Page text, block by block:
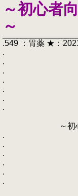
～初心者
～
.549 ：胃薬 ★：
.
.
.
.
.
.
.
～初心者向
.
.
.
.
.
.